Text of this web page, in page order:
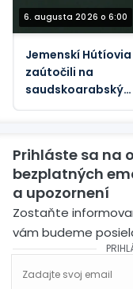
6. augusta 2026 o 6:00
Jemenskí Hútíovia
zaútočili na
saudskoarabský
Prihláste sa na
bezplatných
a upozornení
Zostaňte
vám budeme